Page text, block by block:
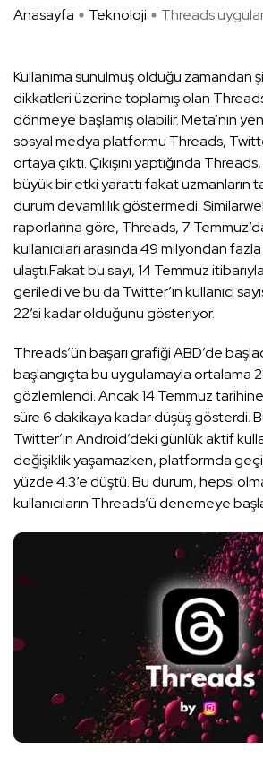
Anasayfa Teknoloji Threads
Kullanıma sunulmuş olduğu zamandan
dikkatleri üzerine toplamış olan
dönmeye başlamış olabilir. Meta’nın
sosyal medya platformu Threads,
ortaya çıktı. Çıkışını yaptığında Threads,
büyük bir etki yarattı fakat uzmanların
durum devamlılık göstermedi.
raporlarına göre, Threads, 7
kullanıcıları arasında 49 milyondan fazla
ulaştı.Fakat bu sayı, 14 Temmuz
geriledi ve bu da Twitter’ın kullanıcı
22’si kadar olduğunu gösteriyor.
Threads’ün başarı grafiği ABD’de
başlangıçta bu uygulamayla ortalama
gözlemlendi. Ancak 14 Temmuz
süre 6 dakikaya kadar düşüş gösterdi.
Twitter’ın Android’deki günlük aktif
değişiklik yaşamazken, platformda
yüzde 4.3’e düştü. Bu durum, hepsi
kullanıcıların Threads’ü denemeye